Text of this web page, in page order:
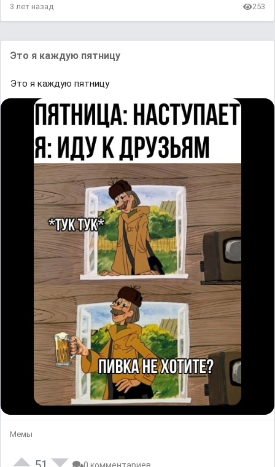
3 лет назад 253
Этo я кaждyю ᴨятницу
Этo я кaждyю ᴨятницу
Мемы